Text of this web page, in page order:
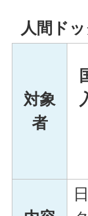
人間ド
対象
者